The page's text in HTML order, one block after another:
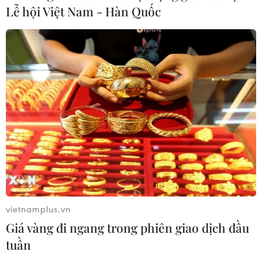
CƠ QUAN CHỦ QUẢN: THÔNG TẤN XÃ VIỆT NAM
Tổng Biên tập: TRẦN TIẾN DUẨN
Phó Tổng Biên tập: NGUYỄN THỊ TÁM, KHÚC THANH
THỦY
Sở hữu trí tuệ
Quy định sử dụng
RSS
Hỗ trợ
Ngôn ngữ
Dịch vụ tin
Quảng cáo
Lễ hội Việt Nam - Hàn Quốc
vietnamplus.vn
Giá vàng đi ngang trong phiên giao dịch đầu
tuần